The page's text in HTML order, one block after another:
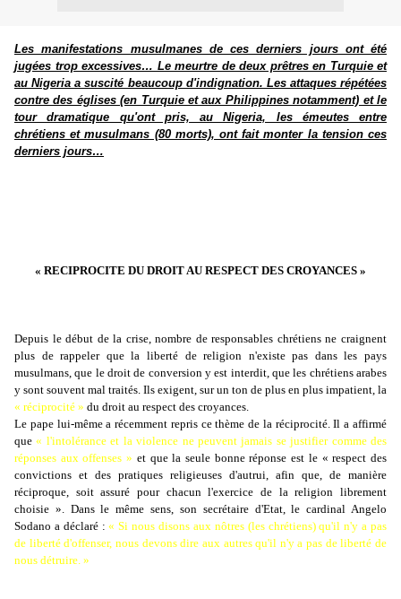
Les manifestations musulmanes de ces derniers jours ont été
jugées trop excessives… Le meurtre de deux prêtres en Turquie et
au Nigeria a suscité beaucoup d'indignation. Les attaques répétées
contre des églises (en Turquie et aux Philippines notamment) et le
tour dramatique qu'ont pris, au Nigeria, les émeutes entre
chrétiens et musulmans (80 morts), ont fait monter la tension ces
derniers jours…
« RECIPROCITE DU DROIT AU RESPECT DES CROYANCES »
Depuis le début de la crise, nombre de responsables chrétiens ne craignent
plus de rappeler que la liberté de religion n'existe pas dans les pays
musulmans, que le droit de conversion y est interdit, que les chrétiens arabes
y sont souvent mal traités. Ils exigent, sur un ton de plus en plus impatient, la
« réciprocité » du droit au respect des croyances.
Le pape lui-même a récemment repris ce thème de la réciprocité. Il a affirmé
que« l'intolérance et la violence ne peuvent jamais se justifier comme des
réponses aux offenses » et que la seule bonne réponse est le « respect des
convictions et des pratiques religieuses d'autrui, afin que, de manière
réciproque, soit assuré pour chacun l'exercice de la religion librement
choisie ». Dans le même sens, son secrétaire d'Etat, le cardinal Angelo
Sodano a déclaré : « Si nous disons aux nôtres(les chrétiens) qu'il n'y a pas
de liberté d'offenser, nous devons dire aux autres qu'il n'y a pas de liberté de
nous détruire. »